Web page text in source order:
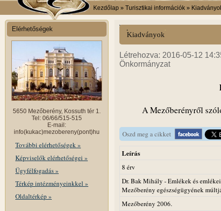
Kezdőlap » Turisztikai információk »
Elérhetőségek
5650 Mezőberény, Kossuth tér 1.
Tel: 06/66/515-515
E-mail:
info(kukac)mezobereny(pont)hu
További elérhetőségek »
Képviselők elérhetőségei »
Ügyfélfogadás »
Térkép intézményeinkkel »
Oldaltérkép »
Kiadványok
Létrehozva: 2016-05-12
Önkormányzat
A Mezőberényről
Oszd meg a cikket
Leírás
8 érv
Dr. Bak Mihály - Emlékek és
Mezőberény egészségügyének
Mezőberény 2006.